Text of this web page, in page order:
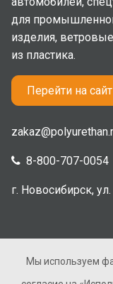
для
изделия,
из пластика.
Перейти на
8-800-707-0054
г. Новосибирск,
2005-2026 ©
Мы используем